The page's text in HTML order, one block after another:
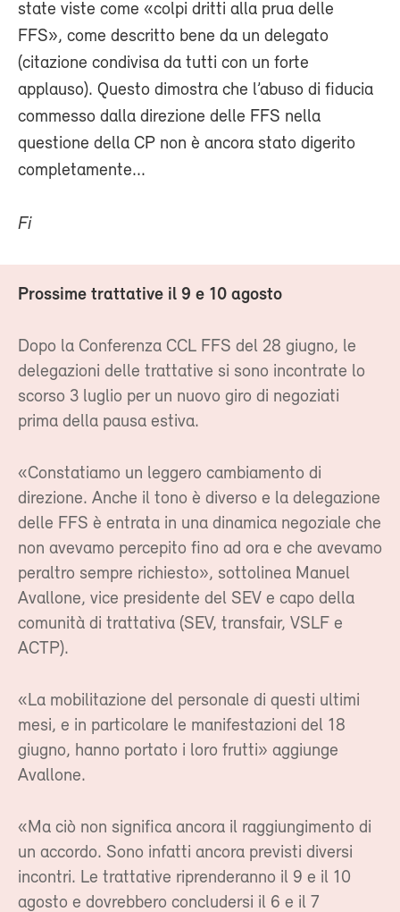
state viste come «colpi dritti alla prua delle
FFS», come descritto bene da un delegato
(citazione condivisa da tutti con un forte
applauso). Questo dimostra che l’abuso di fiducia
commesso dalla direzione delle FFS nella
questione della CP non è ancora stato digerito
completamente...
Fi
Prossime trattative il 9 e 10 agosto
Dopo la Conferenza CCL FFS del 28 giugno, le
delegazioni delle trattative si sono incontrate lo
scorso 3 luglio per un nuovo giro di negoziati
prima della pausa estiva.
«Constatiamo un leggero cambiamento di
direzione. Anche il tono è diverso e la delegazione
delle FFS è entrata in una dinamica negoziale che
non avevamo percepito fino ad ora e che avevamo
peraltro sempre richiesto», sottolinea Manuel
Avallone, vice presidente del SEV e capo della
comunità di trattativa (SEV, transfair, VSLF e
ACTP).
«La mobilitazione del personale di questi ultimi
mesi, e in particolare le manifestazioni del 18
giugno, hanno portato i loro frutti» aggiunge
Avallone.
«Ma ciò non significa ancora il raggiungimento di
un accordo. Sono infatti ancora previsti diversi
incontri. Le trattative riprenderanno il 9 e il 10
agosto e dovrebbero concludersi il 6 e il 7